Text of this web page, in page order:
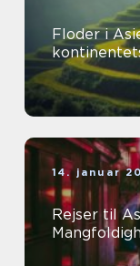
Floder i
14. januar
Rejser til